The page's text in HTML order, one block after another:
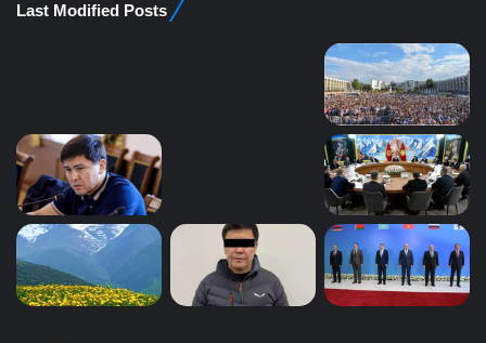
Last Modified Posts